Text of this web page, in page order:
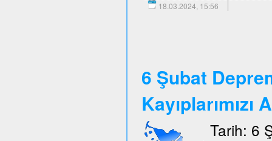
18.03.2024, 15:56
6 Şubat
Kayıplarımızı
Tarih: 6